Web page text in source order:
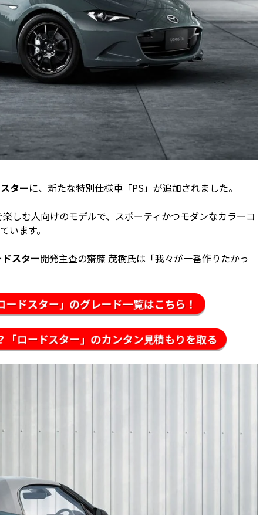
ターに、新たな特別仕様車「PS」が追加されました。
む人向けのモデルで、スポーティかつモダンなカラーコ
います。
スター開発主査の齋藤 茂樹氏は「我々が一番作りたかっ
ドスター」のグレード一覧はこちら！
ロードスター」のカンタン見積もりを取る